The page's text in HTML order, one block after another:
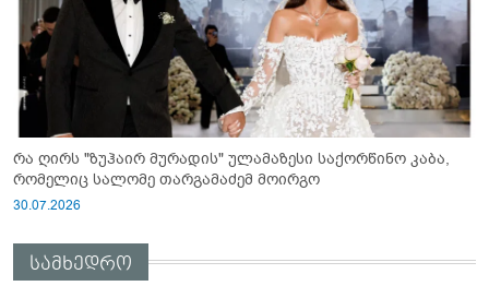
რა ღირს "ზუჰაირ მურადის" ულამაზესი საქორწინო კაბა,
რომელიც სალომე თარგამაძემ მოირგო
30.07.2026
სამხედრო